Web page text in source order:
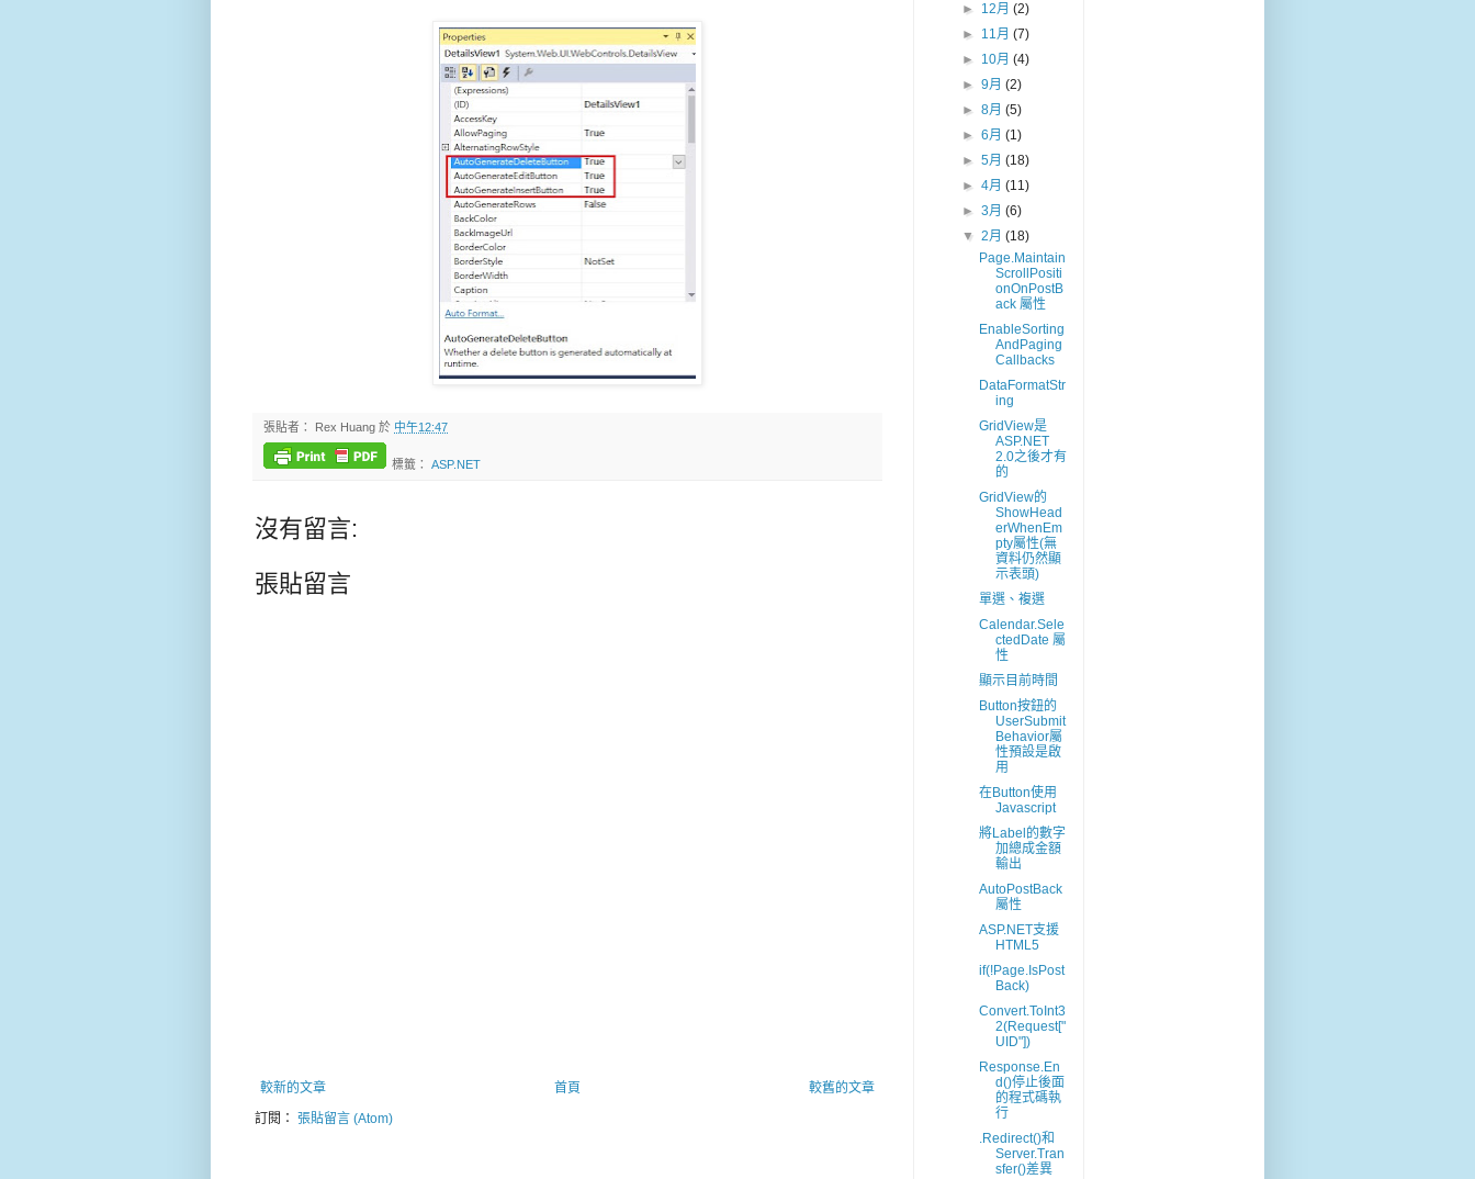
張貼者： Rex Huang 於 中午12:47
標籤：ASP.NET
沒有留言:
張貼留言
較新的文章 較舊的文章
首頁
訂閱： 張貼留言 (Atom)
► 12月(2)
► 11月(7)
► 10月(4)
►9月(2)
►8月(5)
►6月(1)
►5月(18)
►4月(11)
►3月(6)
▼2月(18)
Page.Maintain
ScrollPositi
onOnPostB
ack 屬性
EnableSorting
AndPaging
Callbacks
DataFormatStr
ing
GridView是
ASP.NET
2.0之後才有
的
GridView的
ShowHead
erWhenEm
pty屬性(無
資料仍然顯
示表頭)
單選、複選
Calendar.Sele
ctedDate 屬
性
顯示目前時間
Button按鈕的
UserSubmit
Behavior屬
性預設是啟
用
在Button使用
Javascript
將Label的數字
加總成金額
輸出
AutoPostBack
屬性
ASP.NET支援
HTML5
if(!Page.IsPost
Back)
Convert.ToInt3
2(Request["
UID"])
Response.En
d()停止後面
的程式碼執
行
.Redirect()和
Server.Tran
sfer()差異